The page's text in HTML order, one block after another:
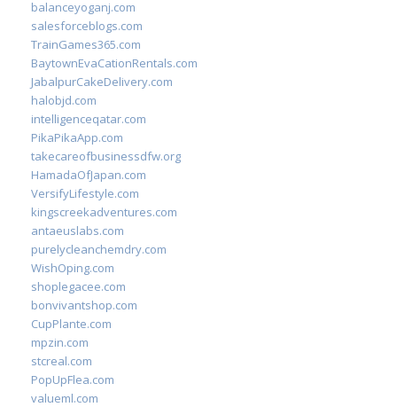
balanceyoganj.com
salesforceblogs.com
TrainGames365.com
BaytownEvaCationRentals.com
JabalpurCakeDelivery.com
halobjd.com
intelligenceqatar.com
PikaPikaApp.com
takecareofbusinessdfw.org
HamadaOfJapan.com
VersifyLifestyle.com
kingscreekadventures.com
antaeuslabs.com
purelycleanchemdry.com
WishOping.com
shoplegacee.com
bonvivantshop.com
CupPlante.com
mpzin.com
stcreal.com
PopUpFlea.com
valueml.com